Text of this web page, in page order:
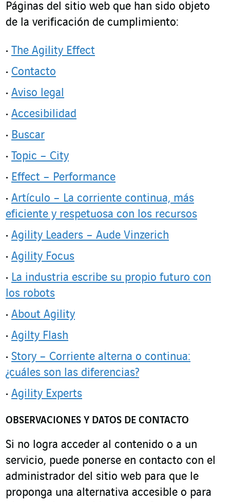
Páginas del sitio web que han sido objeto
de la verificación de cumplimiento:
The Agility Effect
Contacto
Aviso legal
Accesibilidad
Buscar
Topic – City
Effect – Performance
Artículo – La corriente continua, más
eficiente y respetuosa con los recursos
Agility Leaders – Aude Vinzerich
Agility Focus
La industria escribe su propio futuro con
los robots
About Agility
Agilty Flash
Story – Corriente alterna o continua:
¿cuáles son las diferencias?
Agility Experts
OBSERVACIONES Y DATOS DE CONTACTO
Si no logra acceder al contenido o a un
servicio, puede ponerse en contacto con el
administrador del sitio web para que le
proponga una alternativa accesible o para